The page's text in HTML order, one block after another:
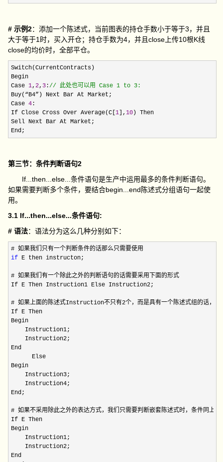
# 示例2：添加一个陈述式，当前图表的持仓手数小于等于3，并且
大于等于1时，买入开仓；持仓手数为4，并且close上传10根K线
close的均价时，全部平仓。
Switch(CurrentContracts)
Begin
Case 1,2, 3 :// 此处也可以用 Case 1 to 3:
Buy(“B4”) Next Bar At Market;
Case 4 :
If Close Cross Over Average(C[1 ],10 ) Then
Sell Next Bar At Market;
End;
第三节：条件判断语句2
If...then...else...条件语句是生产中运用最多的条件判断语句。
如果需要判断多个条件，要结合begin...end陈述式分组语句一起使
用。
3.1 If...then...else...条件语句:
# 语法：语法分为这么几种分别如下：
if E then instructon;
# 如果我们有一个除此之外的判断语句的话需要采用下面的形式
If E Then Instruction1 Else Instruction2;
# 如果上面的陈述式Instruction不只有2个，而是具有一个陈述式组的话，
If E Then
Begin
    Instruction1;
    Instruction2;
End
      Else
Begin
    Instruction3;
    Instruction4;
End;
# 如果不采用除此之外的表达方式，我们只需要判断嵌套陈述式时，条件同上
If E Then
Begin
    Instruction1;
    Instruction2;
End